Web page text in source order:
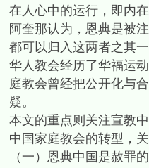
在人心中的运行，即内
阿奎那认为，恩典是被
都可以归入这两者之其
华人教会经历了华福运
庭教会曾经把公开化与
疑。
本文的重点则关注宣教
中国家庭教会的转型，
（一）恩典中国是赦罪